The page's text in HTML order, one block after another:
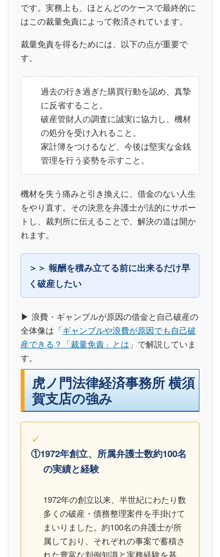
です。実務上も、ほとんどのケースで最終的に
はこの裁量免責によって救済されています。
裁量免責を得るためには、以下の点が重要で
す。
過去の行き過ぎた購買行動を認め、真摯
に反省すること。
破産管財人の調査に誠実に協力し、機材
の処分を受け入れること。
家計簿をつけるなど、今後は堅実な金銭
管理を行う姿勢を示すこと。
機材を失う痛みと引き換えに、借金のない人生
をやり直す。その決意を弁護士が法的にサポー
トし、裁判所に伝えることで、解決の道は開か
れます。
報酬を積み立てる前に出来るだけ早
く破産したい
▶ 浪費・ギャンブルが原因の借金と自己破産の
全体像は「ギャンブルや浪費が原因でも自己破
産できる？「裁量免責」とは 」で解説していま
す。
虎ノ門法律経済事務所 横須
賀支店の強み
①1972年創立、所属弁護士数約100名
の実績と経験
1972年の創立以来、半世紀にわたり数
多くの破産・債務整理案件を手掛けて
まいりました。約100名の弁護士が所
属しており、それぞれの事案で蓄積さ
れた豊富な判例知識と実務経験を基